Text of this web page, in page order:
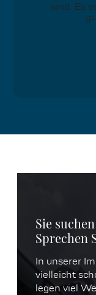
sind. Es
Sie
Sprechen
In unserer
vielleicht
legen viel